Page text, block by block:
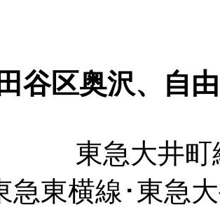
谷区奥沢、自
東急大井
急東横線･東急